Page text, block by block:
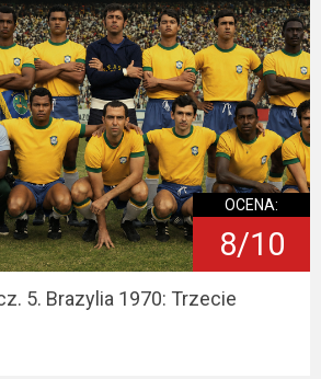
OCENA:
8/10
5. Brazylia 1970: Trzecie